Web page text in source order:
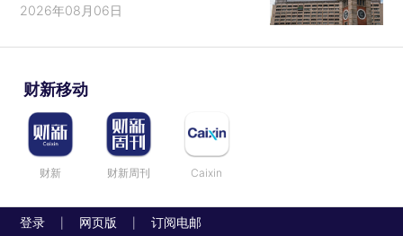
2026年08月06日
财新移动
财新 财新周刊 Caixin
登录 网页版 订阅电邮